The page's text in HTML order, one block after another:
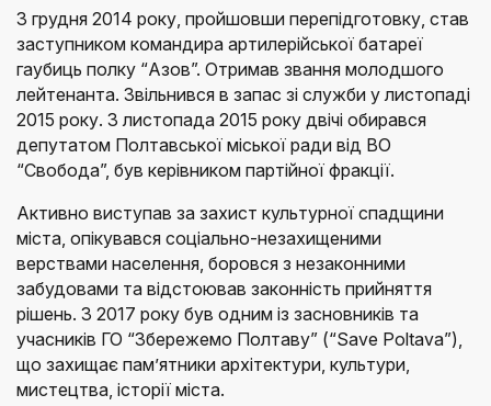
З грудня 2014 року, пройшовши перепідготовку, став
заступником командира артилерійської батареї
гаубиць полку “Азов”. Отримав звання молодшого
лейтенанта. Звільнився в запас зі служби у листопаді
2015 року. З листопада 2015 року двічі обирався
депутатом Полтавської міської ради від ВО
“Свобода”, був керівником партійної фракції.
Активно виступав за захист культурної спадщини
міста, опікувався соціально-незахищеними
верствами населення, боровся з незаконними
забудовами та відстоював законність прийняття
рішень. З 2017 року був одним із засновників та
учасників ГО “Збережемо Полтаву” (“Save Poltava”),
що захищає пам’ятники архітектури, культури,
мистецтва, історії міста.